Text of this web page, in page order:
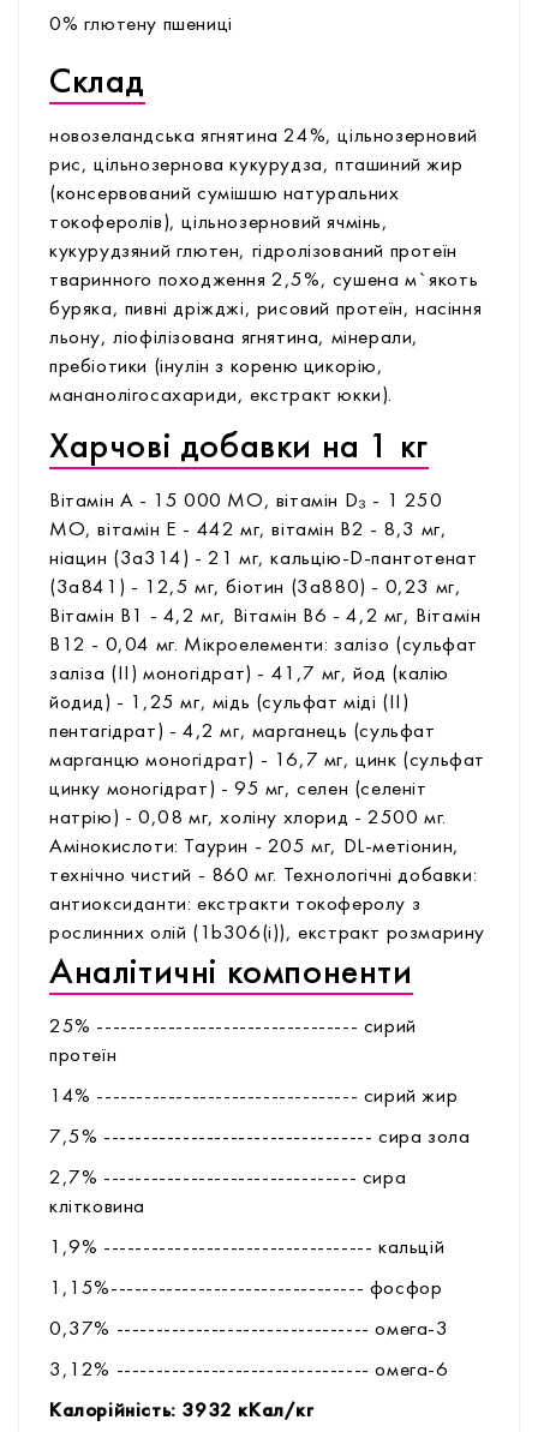
0% глютену пшениці
Склад
новозеландська ягнятина 24%, цільнозерновий
рис, цільнозернова кукурудза, пташиний жир
(консервований сумішшю натуральних
токоферолів), цільнозерновий ячмінь,
кукурудзяний глютен, гідролізований протеїн
тваринного походження 2,5%, сушена м`якоть
буряка, пивні дріжджі, рисовий протеїн, насіння
льону, ліофілізована ягнятина, мінерали,
пребіотики (інулін з кореню цикорію,
мананолігосахариди, екстракт юкки).
Харчові добавки на 1 кг
Вітамін А - 15 000 МО, вітамін D₃ - 1 250
МО, вітамін Е - 442 мг, вітамін В2 - 8,3 мг,
ніацин (3а314) - 21 мг, кальцію-D-пантотенат
(3а841) - 12,5 мг, біотин (3а880) - 0,23 мг,
Вітамін В1 - 4,2 мг, Вітамін В6 - 4,2 мг, Вітамін
В12 - 0,04 мг. Мікроелементи: залізо (сульфат
заліза (II) моногідрат) - 41,7 мг, йод (калію
йодид) - 1,25 мг, мідь (сульфат міді (II)
пентагідрат) - 4,2 мг, марганець (сульфат
марганцю моногідрат) - 16,7 мг, цинк (сульфат
цинку моногідрат) - 95 мг, селен (селеніт
натрію) - 0,08 мг, холіну хлорид - 2500 мг.
Амінокислоти: Таурин - 205 мг, DL-метіонин,
технічно чистий - 860 мг. Технологічні добавки:
антиоксиданти: екстракти токоферолу з
рослинних олій (1b306(i)), екстракт розмарину
Аналітичні компоненти
25% --------------------------------- сирий
протеїн
14% --------------------------------- сирий жир
7,5% ---------------------------------- сира зола
2,7% -------------------------------- сира
клітковина
1,9% ---------------------------------- кальцій
1,15%-------------------------------- фосфор
0,37% -------------------------------- омега-3
3,12% -------------------------------- омега-6
Калорійність: 3932 кКал/кг